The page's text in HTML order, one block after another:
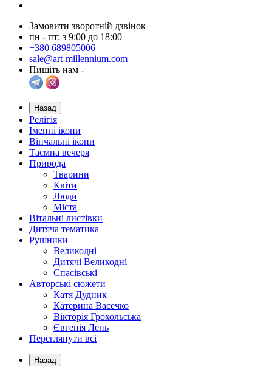
Замовити зворотній дзвінок
пн - пт: з 9:00 до 18:00
+380 689805006
sale@art-millennium.com
Пишіть нам -
Назад
Релігія
Іменні ікони
Вінчальні ікони
Таємна вечеря
Природа
Тварини
Квіти
Люди
Міста
Вітальні листівки
Дитяча тематика
Рушники
Великодні
Дитячі Великодні
Спасівські
Авторські сюжети
Катя Дудник
Катерина Васечко
Вікторія Грохольська
Євгенія Лень
Переглянути всі
Назад